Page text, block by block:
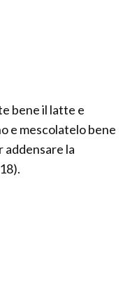
bene il latte e
e mescolatelo bene
addensare la